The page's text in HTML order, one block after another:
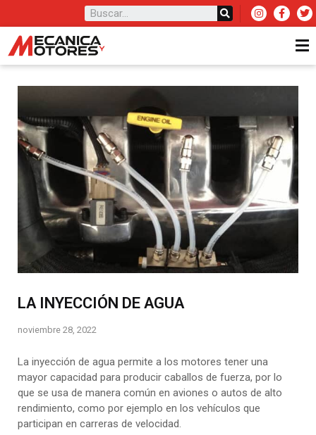
LA INYECCIÓN DE AGUA
noviembre 28, 2022
La inyección de agua permite a los motores tener una
mayor capacidad para producir caballos de fuerza, por lo
que se usa de manera común en aviones o autos de alto
rendimiento, como por ejemplo en los vehículos que
participan en carreras de velocidad.